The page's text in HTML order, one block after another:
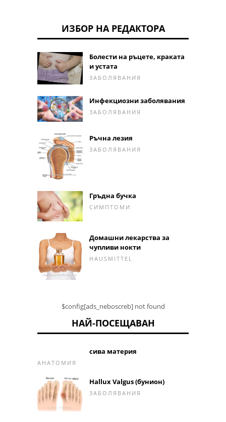
ИЗБОР НА РЕДАКТОРА
Болести на ръцете, краката
и устата
ЗАБОЛЯВАНИЯ
Инфекциозни заболявания
ЗАБОЛЯВАНИЯ
Ръчна лезия
ЗАБОЛЯВАНИЯ
Гръдна бучка
СИМПТОМИ
Домашни лекарства за
чупливи нокти
HAUSMITTEL
$config[ads_neboscreb] not found
НАЙ-ПОСЕЩАВАН
сива материя
АНАТОМИЯ
Hallux Valgus (бунион)
ЗАБОЛЯВАНИЯ